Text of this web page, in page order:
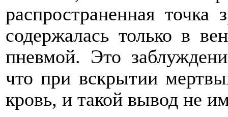
распространенная точка
содержалась только в
пневмой. Это
что при вскрытии
кровь, и такой вывод не